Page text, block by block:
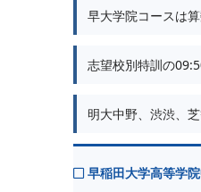
早大学院コースは
志望校別特訓の
明大中野、渋渋、
早稲田大学高等学